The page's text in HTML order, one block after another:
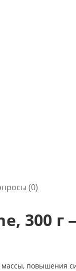
(0)
повышения